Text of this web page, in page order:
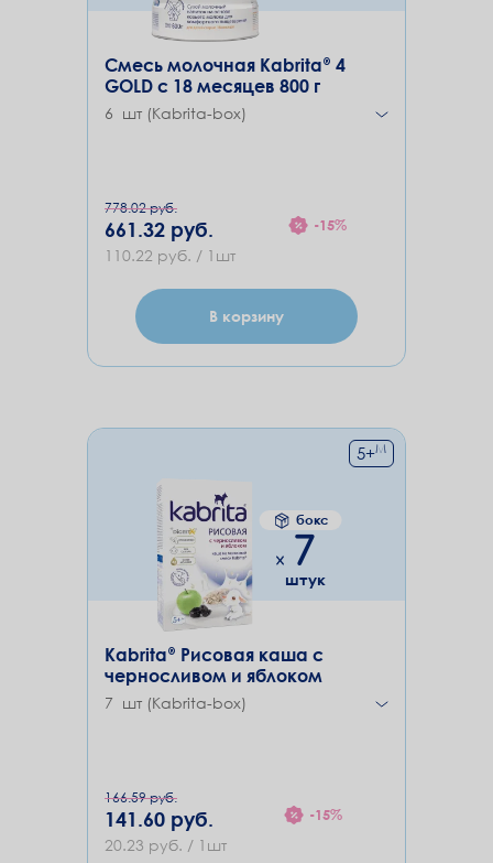
Смесь молочная Kabrita® 4
GOLD с 18 месяцев 800 г
6 шт (Kabrita-box)
778.02 руб.
661.32 руб.
110.22 руб. / 1шт
-15%
В корзину
5+М
7
штук
бокс
Kabrita® Рисовая каша с
черносливом и яблоком
7 шт (Kabrita-box)
166.59 руб.
141.60 руб.
20.23 руб. / 1шт
-15%